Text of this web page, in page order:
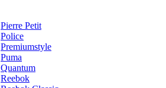
Pierre Petit
Police
Premiumstyle
Puma
Quantum
Reebok